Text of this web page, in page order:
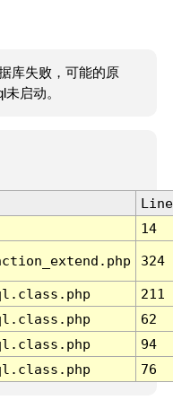
库失败，可能的原
启动。
Line
14
324
211
62
94
76